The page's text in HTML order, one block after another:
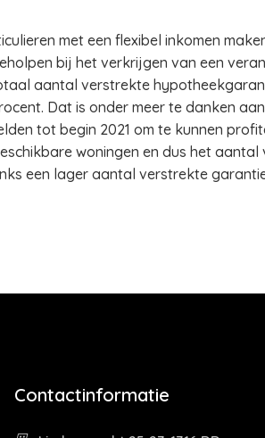
met een flexibel inkomen
bij het verkrijgen van een
aantal verstrekte
Dat is onder meer te danken
tot begin 2021 om te kunnen
woningen en dus het
een lager aantal verstrekte
Contactinformatie